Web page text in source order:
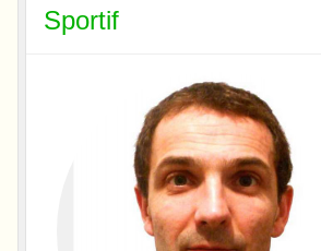
Sportif